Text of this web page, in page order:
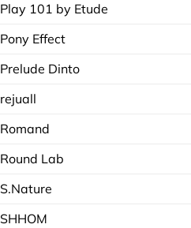
Play 101 by Etude
Pony Effect
Prelude Dinto
rejuall
Romand
Round Lab
S.Nature
SHHOM